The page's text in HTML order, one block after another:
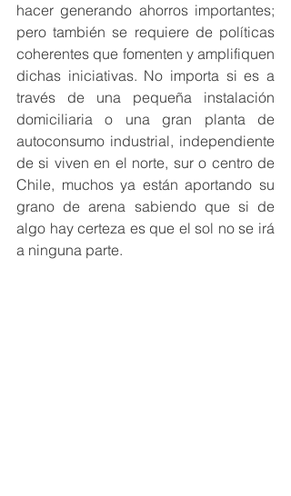
hacer generando ahorros importantes;
pero también se requiere de políticas
coherentes que fomenten y amplifiquen
dichas iniciativas. No importa si es a
través de una pequeña instalación
domiciliaria o una gran planta de
autoconsumo industrial, independiente
de si viven en el norte, sur o centro de
Chile, muchos ya están aportando su
grano de arena sabiendo que si de
algo hay certeza es que el sol no se irá
a ninguna parte.